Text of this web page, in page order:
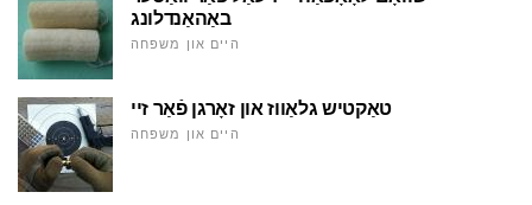
באַהאַנדלונג
היים און משפּחה
טאַקטיש גלאַווז און זאָרגן פֿאַר זיי
היים און משפּחה